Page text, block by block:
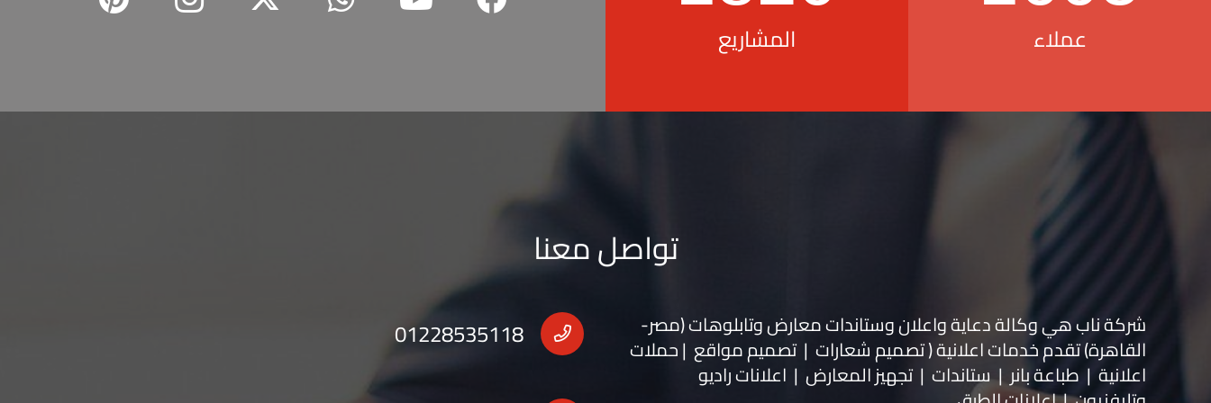
عملاء المشاريع
تواصل معنا
شركة ناب هي وكالة دعاية واعلان وستاندات معارضوتابلوهات(مصر-
القاهرة) تقدم خدمات اعلانية ( تصميم شعارات | تصميم مواقع | حملات
اعلانية | طباعة بانر | ستاندات | تجهيز المعارض | اعلانات راديو
01228535118